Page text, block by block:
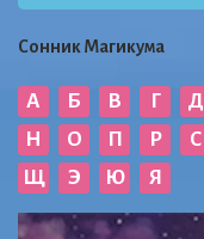
Сонник Магикума
А Б В Г Д
Н
О П Р С
Щ
Э Ю Я